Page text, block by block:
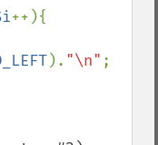
++){
). "\n" ;